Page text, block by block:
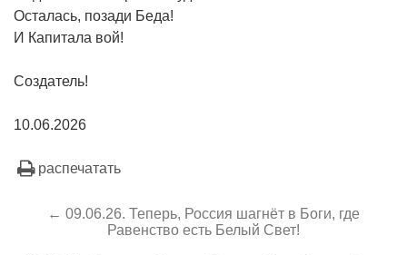
Осталась, позади Беда!
И Капитала вой!
Создатель!
10.06.2026
распечатать
← 09.06.26. Теперь, Россия шагнёт в Боги, где
Равенство есть Белый Свет!